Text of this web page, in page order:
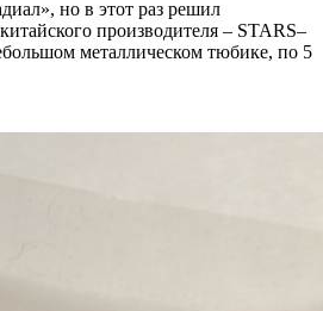
но в этот раз решил
производителя – STARS–
металлическом тюбике, по 5